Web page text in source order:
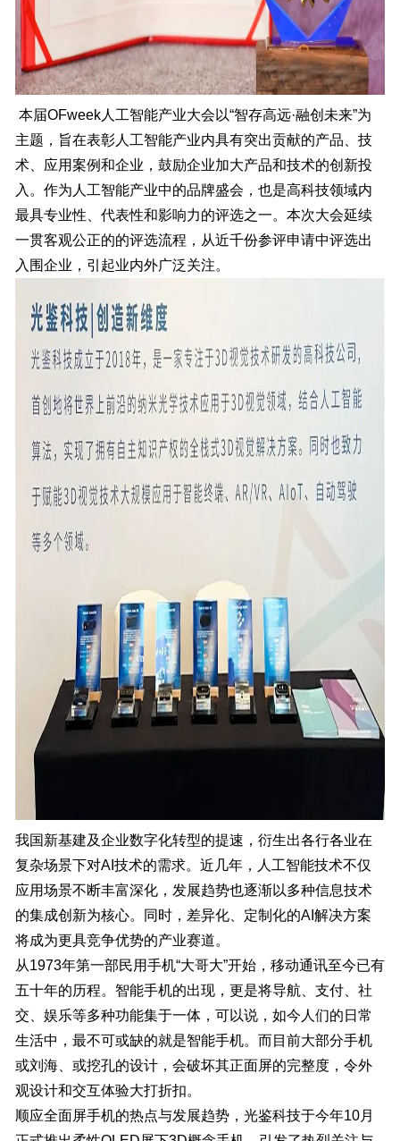
本届OFweek人工智能产业大会以“智存高远·融创未来”为
主题，旨在表彰人工智能产业内具有突出贡献的产品、技
术、应用案例和企业，鼓励企业加大产品和技术的创新投
入。作为人工智能产业中的品牌盛会，也是高科技领域内
最具专业性、代表性和影响力的评选之一。本次大会延续
一贯客观公正的的评选流程，从近千份参评申请中评选出
入围企业，引起业内外广泛关注。
我国新基建及企业数字化转型的提速，衍生出各行各业在
复杂场景下对AI技术的需求。 近几年，人工智能技术不仅
应用场景不断丰富深化，发展趋势也逐渐以多种信息技术
的集成创新为核心。
同时，差异化、定制化的AI解决方案
将成为更具竞争优势的产业赛道。
从1973年第一部民用手机“大哥大”开始，移动通讯至今已有
五十年的历程。智能手机的出现，更是将导航、支付、社
交、娱乐等多种功能集于一体，可以说，如今人们的日常
生活中，最不可或缺的就是智能手机。而目前大部分手机
或刘海、或挖孔的设计，会破坏其正面屏的完整度，令外
观设计和交互体验大打折扣。
顺应全面屏手机的热点与发展趋势， 光鉴科技于今年10月